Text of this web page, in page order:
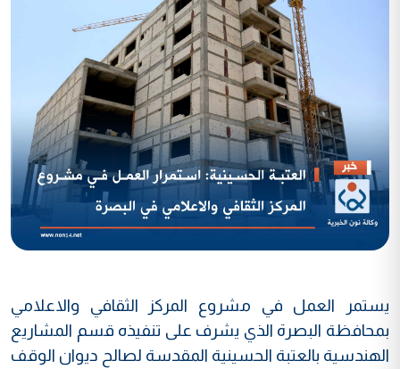
يستمر العمل في مشروع المركز الثقافي والاعلامي
بمحافظة البصرة الذي يشرف على تنفيذه قسم المشاريع
الهندسية بالعتبة الحسينية المقدسة لصالح ديوان الوقف